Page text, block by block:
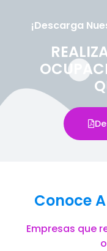
¡Descarga
Conoce
Empresas que